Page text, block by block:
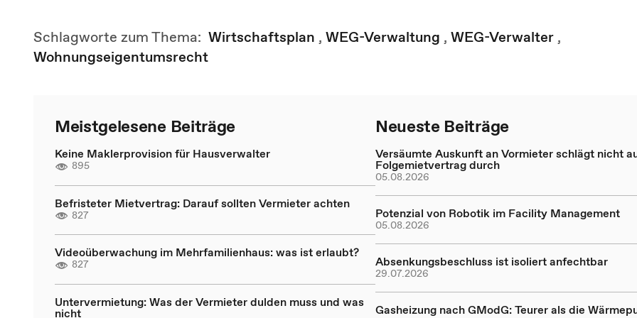
Schlagworte zum Thema: Wirtschaftsplan , WEG-Verwaltung , WEG-Verwalter ,
Wohnungseigentumsrecht
Meistgelesene Beiträge
Keine Maklerprovision für Hausverwalter
895
Befristeter Mietvertrag: Darauf sollten Vermieter achten
827
Videoüberwachung im Mehrfamilienhaus: was ist erlaubt?
827
Untervermietung: Was der Vermieter dulden muss und was
nicht
Neueste Beiträge
Versäumte Auskunft an Vormieter schlägt nicht
Folgemietvertrag durch
05.08.2026
Potenzial von Robotik im Facility Management
05.08.2026
Absenkungsbeschluss ist isoliert anfechtbar
29.07.2026
Gasheizung nach GModG: Teurer als die